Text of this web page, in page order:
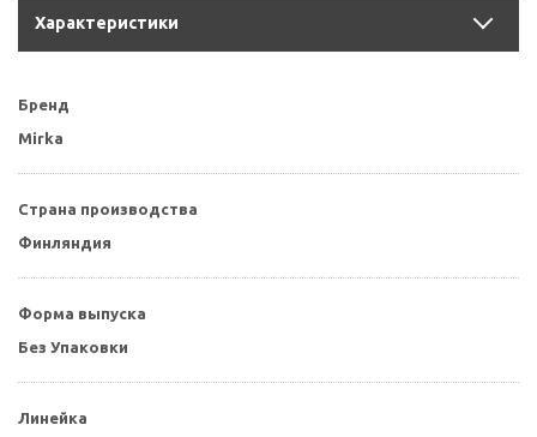
Характеристики
Бренд
Mirka
Страна производства
Финляндия
Форма выпуска
Без Упаковки
Линейка